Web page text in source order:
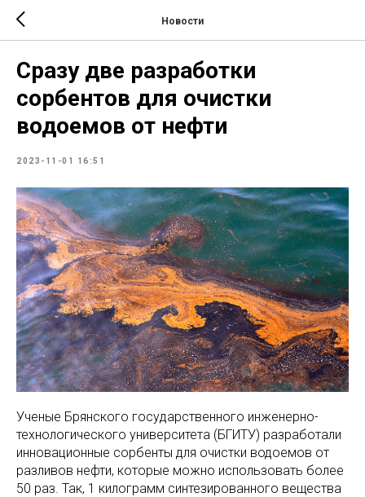
Новости
Сразу две разработки
сорбентов для очистки
водоемов от нефти
2023-11-01 16:51
Ученые Брянского государственного инженерно-
технологического университета (БГИТУ) разработали
инновационные сорбенты для очистки водоемов от
разливов нефти, которые можно использовать более
50 раз. Так, 1 килограмм синтезированного вещества